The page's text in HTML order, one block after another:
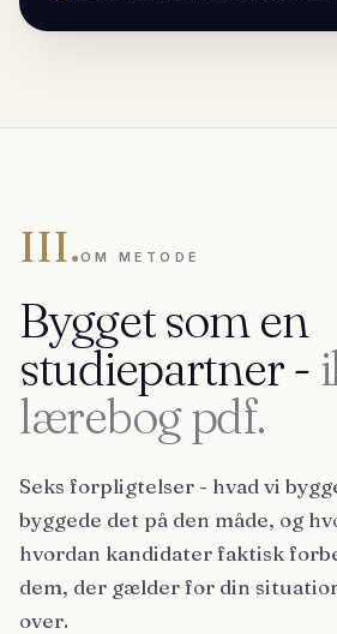
III.OM METODE
Bygget som en
studiepartner -
lærebog pdf.
Seks forpligtelser - hvad vi
byggede det på den måde, og
hvordan kandidater faktisk
dem, der gælder for din
over.